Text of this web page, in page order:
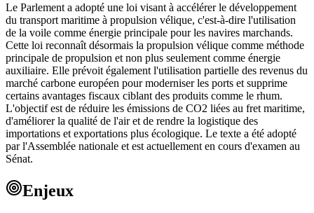
Le Parlement a adopté une loi visant à accélérer le développement
du transport maritime à propulsion vélique, c'est-à-dire l'utilisation
de la voile comme énergie principale pour les navires marchands.
Cette loi reconnaît désormais la propulsion vélique comme méthode
principale de propulsion et non plus seulement comme énergie
auxiliaire. Elle prévoit également l'utilisation partielle des revenus du
marché carbone européen pour moderniser les ports et supprime
certains avantages fiscaux ciblant des produits comme le rhum.
L'objectif est de réduire les émissions de CO2 liées au fret maritime,
d'améliorer la qualité de l'air et de rendre la logistique des
importations et exportations plus écologique. Le texte a été adopté
par l'Assemblée nationale et est actuellement en cours d'examen au
Sénat.
Enjeux